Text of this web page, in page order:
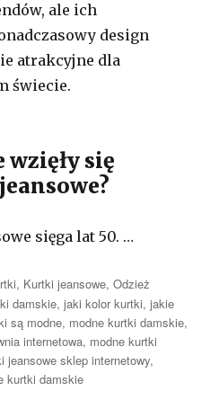
ale ich
design
atrakcyjne dla
świecie.
wzięły się
sięga lat 50. …
, Kurtki jeansowe,Odzież
damskie,jaki kolor kurtki,jakie
są modne, modne kurtki damskie,
internetowa, modne kurtki
jeansowe sklep internetowy,
kurtki damskie